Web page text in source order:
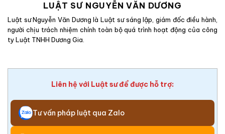
LUẬT SƯ NGUYỄN VĂN DƯƠNG
Luật sư Nguyễn Văn Dương là Luật sư sáng lập, giám đốc điều hành,
người chịu trách nhiệm chính toàn bộ quá trình hoạt động của công
ty Luật TNHH Dương Gia.
Liên hệ với Luật sư để được hỗ trợ:
Tư vấn pháp luật qua Zalo